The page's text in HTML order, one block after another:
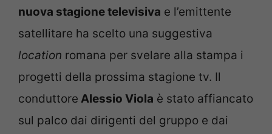
nuova stagione televisiva e l’emittente
satellitare ha scelto una suggestiva
location romana per svelare alla stampa i
progetti della prossima stagione tv. Il
conduttore Alessio Viola è stato affiancato
sul palco dai dirigenti del gruppo e dai